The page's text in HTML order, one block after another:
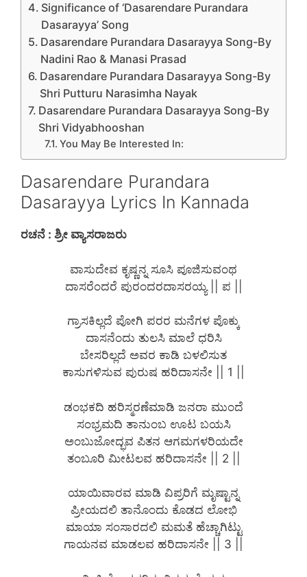
Significance of ‘Dasarendare Purandara
Dasarayya’ Song
Dasarendare Purandara Dasarayya Song-By
Nadini Rao & Manasi Prasad
Dasarendare Purandara Dasarayya Song-By
Shri Putturu Narasimha Nayak
Dasarendare Purandara Dasarayya Song-By
Shri Vidyabhooshan
You May Be Interested In:
Dasarendare Purandara
Dasarayya Lyrics In Kannada
ರಚನೆ : ಶ್ರೀ ವ್ಯಾಸರಾಜರು
ವಾಸುದೇವ ಕೃಷ್ಣನ್ನ ಸೂಸಿ ಪೂಜಿಸುವಂಥ
ದಾಸರೆಂದರೆ ಪುರಂದರದಾಸರಯ್ಯ || ಪ ||
ಗ್ರಾಸಕಿಲ್ಲದೆ ಪೋಗಿ ಪರರ ಮನೆಗಳ ಪೊಕ್ಕು
ದಾಸನೆಂದು ತುಲಸಿ ಮಾಲೆ ಧರಿಸಿ
ಬೇಸರಿಲ್ಲದೆ ಅವರ ಕಾಡಿ ಬಳಲಿಸುತ
ಕಾಸುಗಳಿಸುವ ಪುರುಷ ಹರಿದಾಸನೇ || 1 ||
ಡಂಭಕದಿ ಹರಿಸ್ಮರಣೆಮಾಡಿ ಜನರಾ ಮುಂದೆ
ಸಂಭ್ರಮದಿ ತಾನುಂಬ ಊಟ ಬಯಸಿ
ಅಂಬುಜೋದ್ಭವ ಪಿತನ ಆಗಮಗಳರಿಯದೇ
ತಂಬೂರಿ ಮೀಟಲವ ಹರಿದಾಸನೇ || 2 ||
ಯಾಯಿವಾರವ ಮಾಡಿ ವಿಪ್ರರಿಗೆ ಮೃಷ್ಟಾನ್ನ
ಪ್ರೀಯದಲಿ ತಾನೊಂದು ಕೊಡದ ಲೋಭಿ
ಮಾಯಾ ಸಂಸಾರದಲಿ ಮಮತೆ ಹೆಚ್ಚಾಗಿಟ್ಟು
ಗಾಯನವ ಮಾಡಲವ ಹರಿದಾಸನೇ || 3 ||